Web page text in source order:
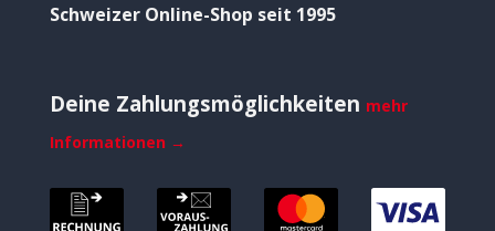
Schweizer Online-Shop seit 1995
Deine Zahlungsmöglichkeiten mehr
Informationen →